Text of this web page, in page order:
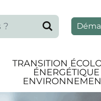
TRANSITION